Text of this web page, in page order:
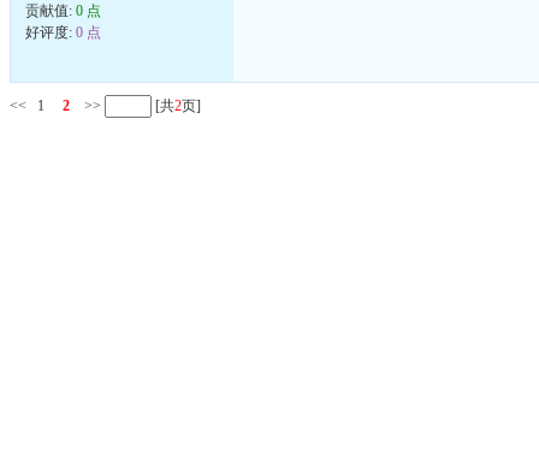
贡献值: 0 点
好评度: 0 点
<< 1 2 >> [共2页]